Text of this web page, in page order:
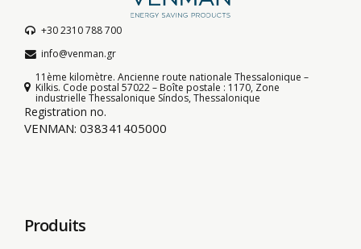
+30 2310 788 700
info@venman.gr
11ème kilomètre. Ancienne route nationale Thessalonique –
Kilkis. Code postal 57022 – Boîte postale : 1170, Zone
industrielle Thessalonique Síndos, Thessalonique
Registration no.
VENMAN: 038341405000
Produits